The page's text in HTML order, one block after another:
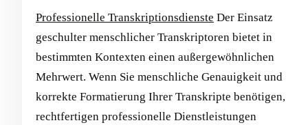
Professionelle Transkriptionsdienste Der Einsatz
geschulter menschlicher Transkriptoren bietet in
bestimmten Kontexten einen außergewöhnlichen
Mehrwert. Wenn Sie menschliche Genauigkeit und
korrekte Formatierung Ihrer Transkripte benötigen,
rechtfertigen professionelle Dienstleistungen